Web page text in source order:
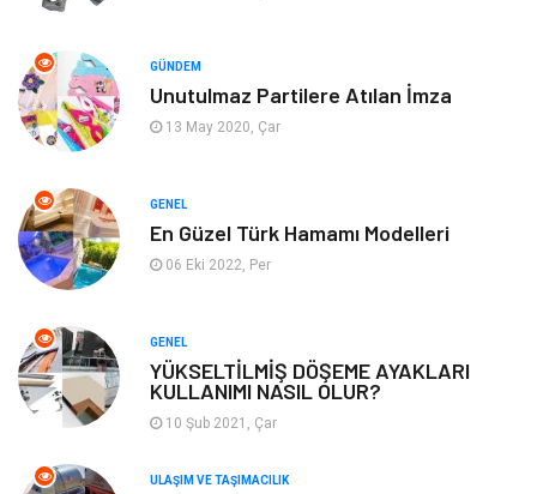
Organizasyon Mobilya
Tatil Finans & Ekonomi
Turizm
Aksesuar
Plastik
Ambalaj Eğlence
GÜNDEM
Unutulmaz Partilere Atılan İmza
13 May 2020, Çar
GENEL
En Güzel Türk Hamamı Modelleri
06 Eki 2022, Per
GENEL
YÜKSELTİLMİŞ DÖŞEME AYAKLARI
KULLANIMI NASIL OLUR?
10 Şub 2021, Çar
ULAŞIM VE TAŞIMACILIK